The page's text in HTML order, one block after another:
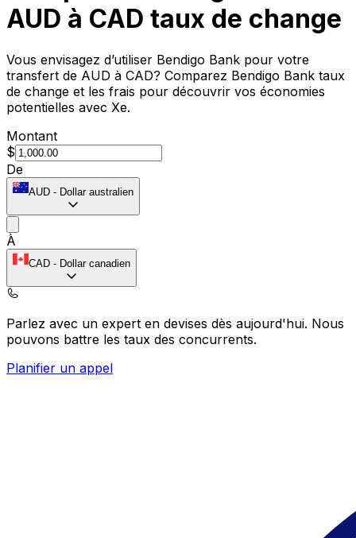
AUD à CAD taux de change
Vous envisagez d’utiliser Bendigo Bank pour votre
transfert de AUD à CAD? Comparez Bendigo Bank taux
de change et les frais pour découvrir vos économies
potentielles avec Xe.
Montant
$
De
AUD - Dollar australien
À
CAD - Dollar canadien
Parlez avec un expert en devises dès aujourd'hui. Nous
pouvons battre les taux des concurrents.
Planifier un appel